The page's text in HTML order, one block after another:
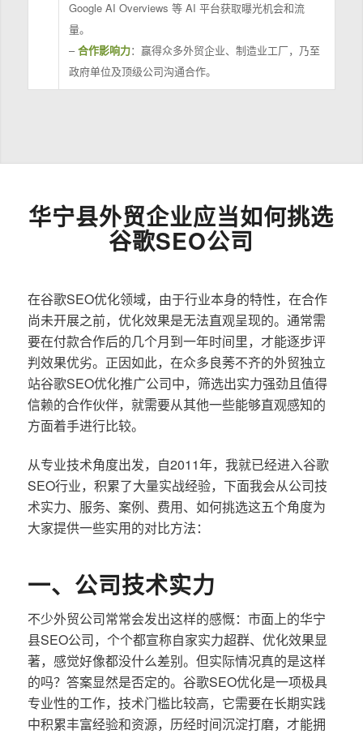
Google AI Overviews 等 AI 平台获取曝光机会和流
量。
–合作影响力：赢得众多外贸企业、制造业工厂，乃至
政府单位及顶级公司沟通合作。
华宁县外贸企业应当如何挑选
谷歌SEO公司
在谷歌SEO优化领域，由于行业本身的特性，在合作
尚未开展之前，优化效果是无法直观呈现的。通常需
要在付款合作后的几个月到一年时间里，才能逐步评
判效果优劣。正因如此，在众多良莠不齐的外贸独立
站谷歌SEO优化推广公司中，筛选出实力强劲且值得
信赖的合作伙伴，就需要从其他一些能够直观感知的
方面着手进行比较。
从专业技术角度出发，自2011年，我就已经进入谷歌
SEO行业，积累了大量实战经验，下面我会从公司技
术实力、服务、案例、费用、如何挑选这五个角度为
大家提供一些实用的对比方法：
一、公司技术实力
不少外贸公司常常会发出这样的感慨：市面上的华宁
县SEO公司，个个都宣称自家实力超群、优化效果显
著，感觉好像都没什么差别。但实际情况真的是这样
的吗？答案显然是否定的。谷歌SEO优化是一项极具
专业性的工作，技术门槛比较高，它需要在长期实践
中积累丰富经验和资源，历经时间沉淀打磨，才能拥